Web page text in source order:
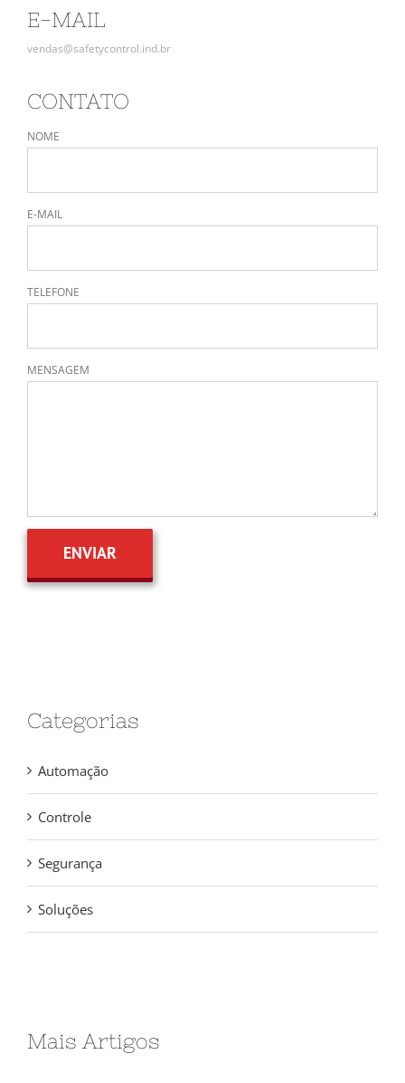
E-MAIL
vendas@safetycontrol.ind.br
CONTATO
NOME
E-MAIL
TELEFONE
MENSAGEM
Categorias
Automação
Controle
Segurança
Soluções
Mais Artigos